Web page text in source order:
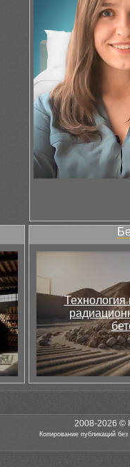
Технология
2008-2026 ©
Копирование публикаций